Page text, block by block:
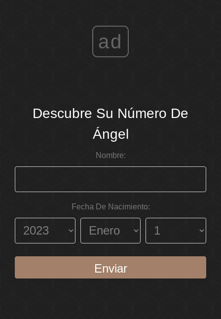
ad
Descubre Su Número De
Ángel
Nombre:
Fecha De Nacimiento:
Enviar